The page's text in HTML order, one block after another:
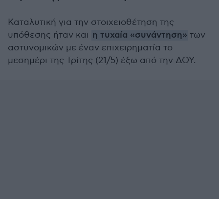
Καταλυτική για την στοιχειοθέτηση της
υπόθεσης ήταν και η τυχαία «συνάντηση» των
αστυνομικών με έναν επιχειρηματία το
μεσημέρι της Τρίτης (21/5) έξω από την ΔΟΥ.